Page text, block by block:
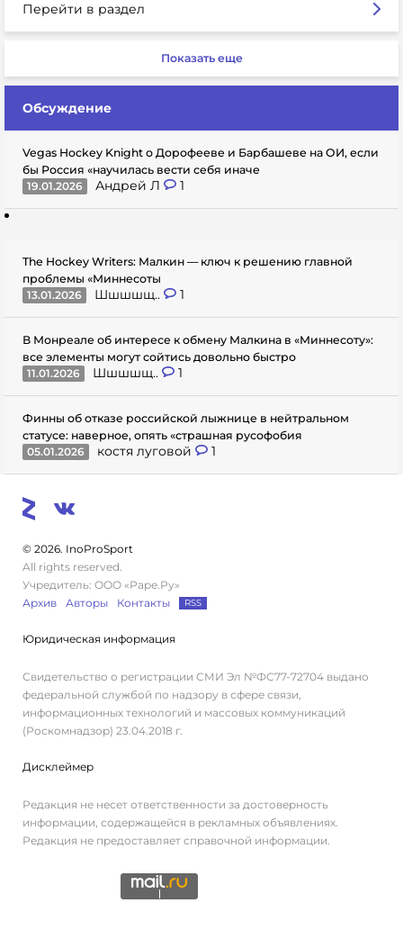
Перейти в раздел
Показать еще
Обсуждение
Vegas Hockey Knight о Дорофееве и Барбашеве на ОИ, если
бы Россия «научилась вести себя иначе
19.01.2026
Андрей Л 1
The Hockey Writers: Малкин — ключ к решению главной
проблемы «Миннесоты
13.01.2026
Шшшшщ.. 1
В Монреале об интересе к обмену Малкина в «Миннесоту»:
все элементы могут сойтись довольно быстро
11.01.2026
Шшшшщ.. 1
Финны об отказе российской лыжнице в нейтральном
статусе: наверное, опять «страшная русофобия
05.01.2026
костя луговой 1
© 2026. InoProSport
All rights reserved.
Учредитель: ООО «Раре.Ру»
Архив
Авторы Контакты RSS
Юридическая информация
Свидетельство о регистрации СМИ Эл №ФС77-72704 выдано
федеральной службой по надзору в сфере связи,
информационных технологий и массовых коммуникаций
(Роскомнадзор) 23.04.2018 г.
Дисклеймер
Редакция не несет ответственности за достоверность
информации, содержащейся в рекламных объявлениях.
Редакция не предоставляет справочной информации.